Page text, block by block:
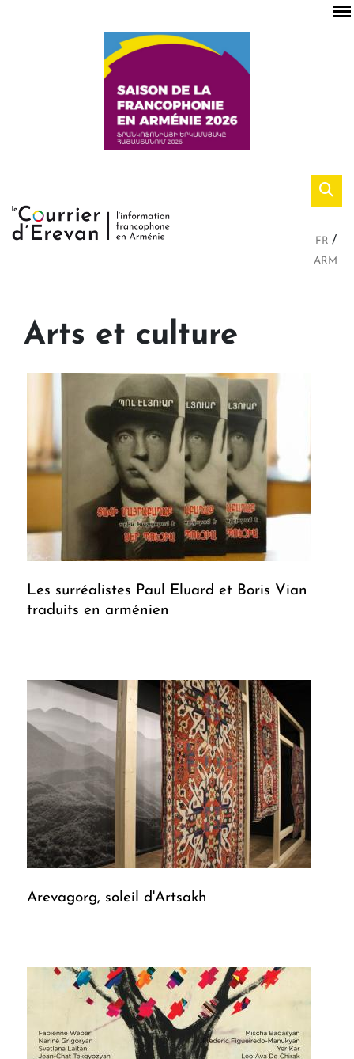
FR
ARM
Arts et culture
Les surréalistes Paul Eluard et Boris Vian
traduits en arménien
Arevagorg, soleil d'Artsakh